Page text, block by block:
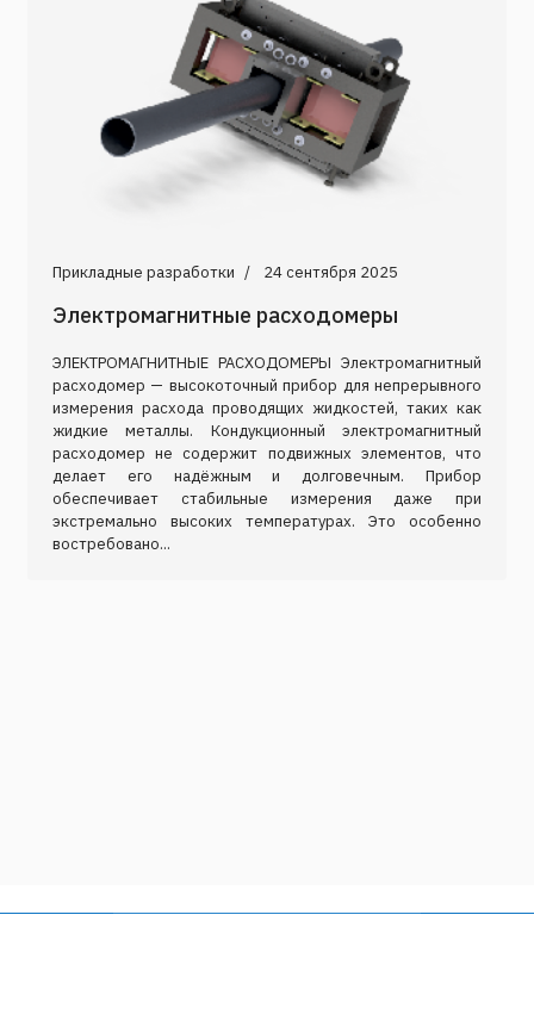
Прикладные разработки 24 сентября 2025
Электромагнитные расходомеры
ЭЛЕКТРОМАГНИТНЫЕ РАСХОДОМЕРЫ Электромагнитный
расходомер — высокоточный прибор для непрерывного
измерения расхода проводящих жидкостей, таких как
жидкие металлы. Кондукционный электромагнитный
расходомер не содержит подвижных элементов, что
делает его надёжным и долговечным. Прибор
обеспечивает стабильные измерения даже при
экстремально высоких температурах. Это особенно
востребовано...